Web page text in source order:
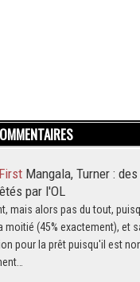
Mangala, Turner :
par l'OL
mais alors pas du tout,
moitié (45% exactement), et
pour la prêt puisqu'il est